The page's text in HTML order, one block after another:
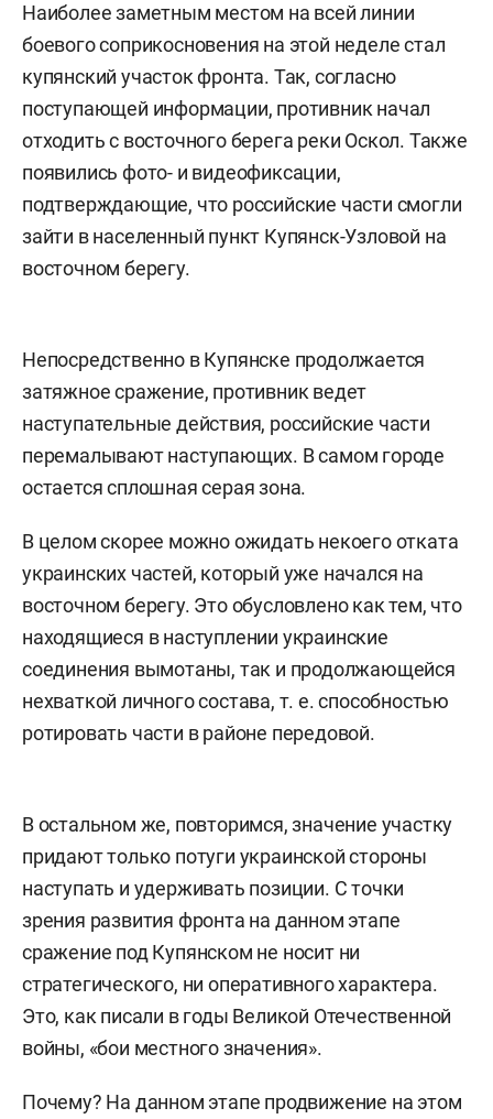
Наиболее заметным местом на всей линии
боевого соприкосновения на этой неделе стал
купянский участок фронта. Так, согласно
поступающей информации, противник начал
отходить с восточного берега реки Оскол. Также
появились фото- и видеофиксации,
подтверждающие, что российские части смогли
зайти в населенный пункт Купянск-Узловой на
восточном берегу.
Непосредственно в Купянске продолжается
затяжное сражение, противник ведет
наступательные действия, российские части
перемалывают наступающих. В самом городе
остается сплошная серая зона.
В целом скорее можно ожидать некоего отката
украинских частей, который уже начался на
восточном берегу. Это обусловлено как тем, что
находящиеся в наступлении украинские
соединения вымотаны, так и продолжающейся
нехваткой личного состава, т. е. способностью
ротировать части в районе передовой.
В остальном же, повторимся, значение участку
придают только потуги украинской стороны
наступать и удерживать позиции. С точки
зрения развития фронта на данном этапе
сражение под Купянском не носит ни
стратегического, ни оперативного характера.
Это, как писали в годы Великой Отечественной
войны, «бои местного значения».
Почему? На данном этапе продвижение на этом